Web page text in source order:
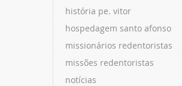
história pe. vitor
hospedagem santo afonso
missionários redentoristas
missões redentoristas
notícias